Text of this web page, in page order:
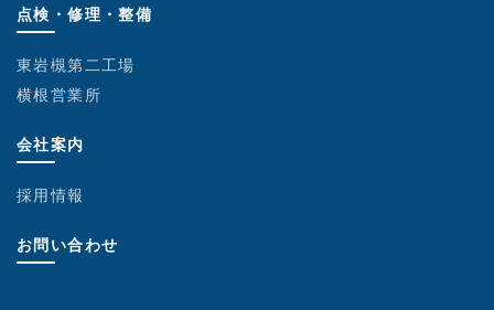
点検・修理・整備
東岩槻第二工場
横根営業所
会社案内
採用情報
お問い合わせ